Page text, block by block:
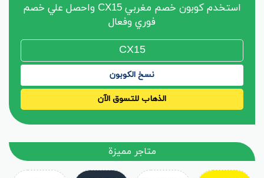
استخدم كوبون خصم مغربي CX15 واحصل علي خصم
فوري وفعال
نسخ الكوبون
الذهاب للتسوق الآن
متاجر مميزة